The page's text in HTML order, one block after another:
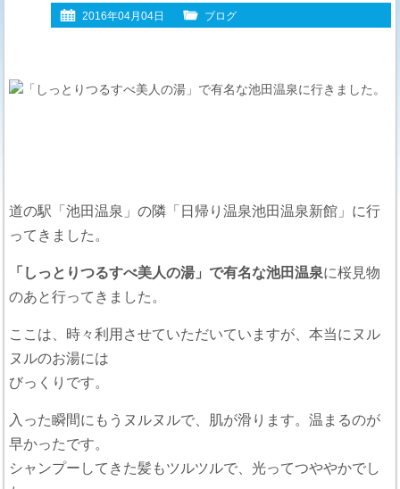
2016年04月04日 ブログ
道の駅「池田温泉」の隣「日帰り温泉池田温泉新館」に行
ってきました。
「しっとりつるすべ美人の湯」で有名な池田温泉に桜見物
のあと行ってきました。
ここは、時々利用させていただいていますが、本当にヌル
ヌルのお湯には
びっくりです。
入った瞬間にもうヌルヌルで、肌が滑ります。温まるのが
早かったです。
シャンプーしてきた髪もツルツルで、光ってつややかでし